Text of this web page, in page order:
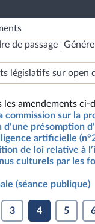
de passage
législatifs sur open
les amendements ci-
commission sur la
présomption
artificielle
de loi relative à
culturels par les
(séance publique)
3 4 5